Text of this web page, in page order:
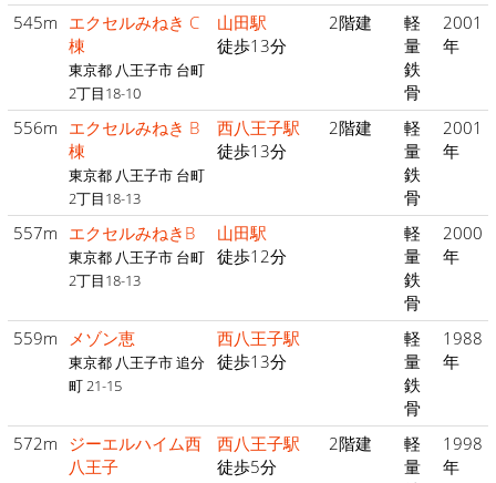
545m エクセルみねき C
棟
東京都 八王子市 台町
2丁目18-10
山田駅
徒歩13分
2階建
軽
量
鉄
骨
2001
年
556m エクセルみねき B
棟
東京都 八王子市 台町
2丁目18-13
西八王子駅
徒歩13分
2階建
軽
量
鉄
骨
2001
年
557m エクセルみねきB
東京都 八王子市 台町
2丁目18-13
山田駅
徒歩12分
軽
量
鉄
骨
2000
年
559m メゾン恵
東京都 八王子市 追分
町 21-15
西八王子駅
徒歩13分
軽
量
鉄
骨
1988
年
572m ジーエルハイム西
八王子
西八王子駅
徒歩5分
2階建
軽
量
1998
年